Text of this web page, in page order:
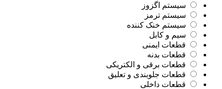
سیستم اگزوز
سیستم ترمز
سیستم خنک کننده
سیم و کابل
قطعات ایمنی
قطعات بدنه
قطعات برقی و الکتریکی
قطعات جلوبندی و تعلیق
قطعات داخلی